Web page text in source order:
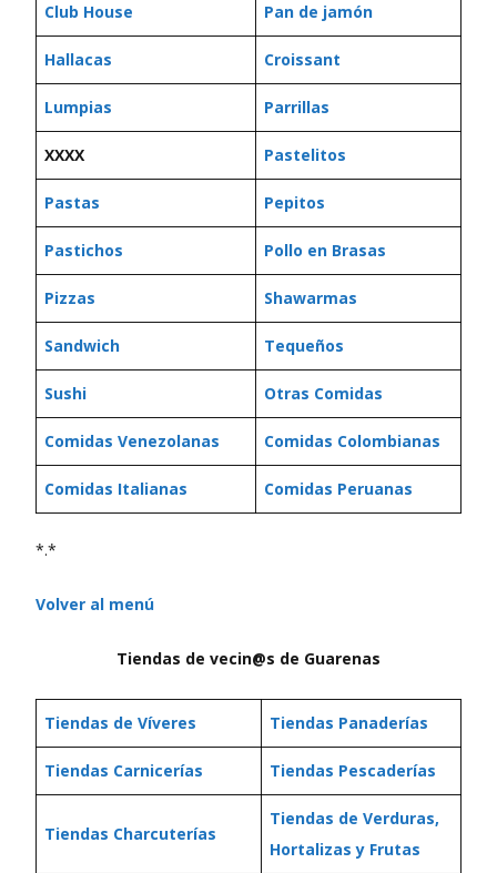
Club House Pan de jamón
Hallacas Croissant
Lumpias Parrillas
XXXX Pastelitos
Pastas Pepitos
Pastichos Pollo en Brasas
Pizzas Shawarmas
Sandwich Tequeños
Sushi Otras Comidas
Comidas Venezolanas Comidas Colombianas
Comidas Italianas Comidas Peruanas
*.*
Volver al menú
Tiendas de vecin@s de Guarenas
Tiendas de Víveres Tiendas Panaderías
Tiendas Carnicerías Tiendas Pescaderías
Tiendas Charcuterías
Tiendas de Verduras,
Hortalizas y Frutas